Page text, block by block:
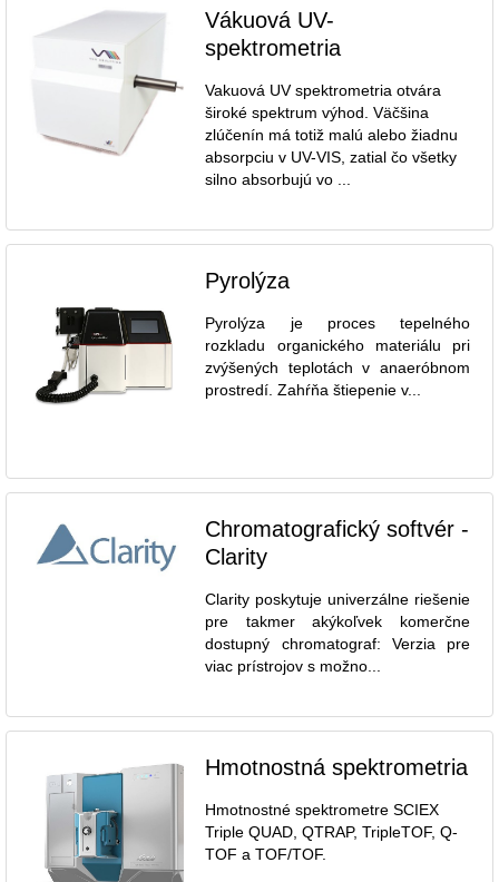
Vákuová UV-
spektrometria
Vakuová UV spektrometria otvára
široké spektrum výhod. Väčšina
zlúčenín má totiž malú alebo žiadnu
absorpciu v UV-VIS, zatial čo všetky
silno absorbujú vo ...
Pyrolýza
Pyrolýza je proces tepelného
rozkladu organického materiálu pri
zvýšených teplotách v anaeróbnom
prostredí. Zahŕňa štiepenie v...
Chromatografický softvér -
Clarity
Clarity poskytuje univerzálne riešenie
pre takmer akýkoľvek komerčne
dostupný chromatograf: Verzia pre
viac prístrojov s možno...
Hmotnostná spektrometria
Hmotnostné spektrometre SCIEX
Triple QUAD, QTRAP, TripleTOF, Q-
TOF a TOF/TOF.